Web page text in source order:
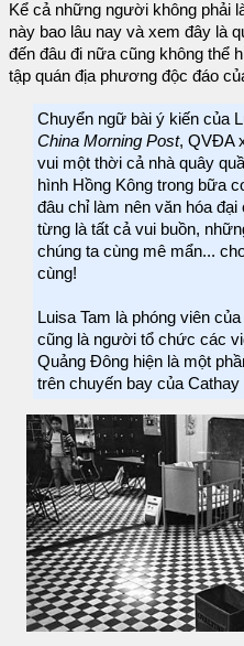
Kể cả những người không phải
này bao lâu nay và xem đây là
đến đâu đi nữa cũng không thể
tập quán địa phương độc đáo
Chuyển ngữ bài ý kiến của
China Morning Post, QVĐA
vui một thời cả nhà quây
hình Hồng Kông trong bữa
đâu chỉ làm nên văn hóa
từng là tất cả vui buồn,
chúng ta cùng mê mẩn...
cùng!
Luisa Tam là phóng viên của
cũng là người tổ chức các
Quảng Đông hiện là một
trên chuyến bay của Cathay